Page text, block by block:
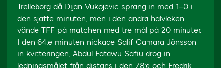
Trelleborg då Dijan Vukojevic sprang in med 1–0 i
den sjätte minuten, men i den andra halvleken
vände TFF på matchen med tre mål på 20 minuter.
I den 64:e minuten nickade Salif Camara Jönsson
in kvitteringen, Abdul Fatawu Safiu drog in
ledningsmålet från distans i den 78:e och Fredrik